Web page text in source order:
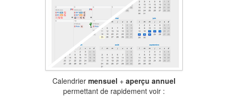
Calendrier mensuel + aperçu annuel
permettant de rapidement voir :